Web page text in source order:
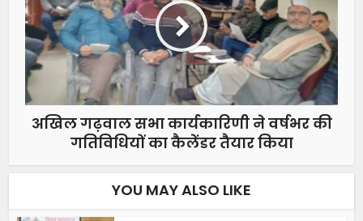
अखिल गढ़वाल सभा कार्यकारिणी ने वर्षभर की
गतिविधियों का कैलेंडर तैयार किया
YOU MAY ALSO LIKE